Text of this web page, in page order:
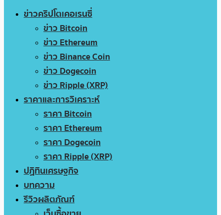
ข่าวคริปโตเคอเรนซี่
ข่าว Bitcoin
ข่าว Ethereum
ข่าว Binance Coin
ข่าว Dogecoin
ข่าว Ripple (XRP)
ราคาและการวิเคราะห์
ราคา Bitcoin
ราคา Ethereum
ราคา Dogecoin
ราคา Ripple (XRP)
ปฏิทินเศรษฐกิจ
บทความ
รีวิวผลิตภัณฑ์